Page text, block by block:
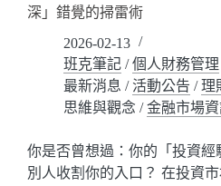
深」錯覺的掃雷術
2026-02-13
班克筆記 /個人財務管理
最新消息 / 活動公告 / 理
思維與觀念 /金融市場
你是否曾想過：你的「投資經
別人收割你的入口？ 在投資